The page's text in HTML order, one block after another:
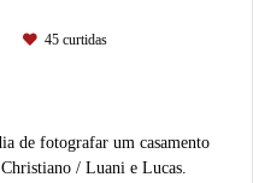
45curtidas
de fotografar um casamento
/ Luani e Lucas.